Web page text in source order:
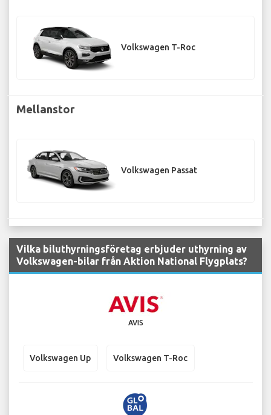
Volkswagen T-Roc
Mellanstor
Volkswagen Passat
Vilka biluthyrningsföretag erbjuder uthyrning av
Volkswagen-bilar från Aktion National Flygplats?
AVIS
Volkswagen Up Volkswagen T-Roc